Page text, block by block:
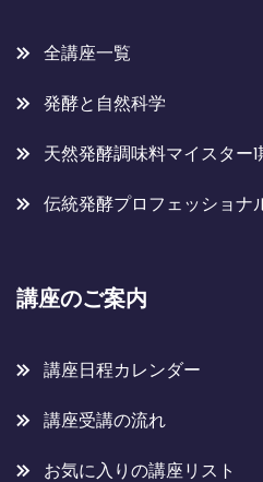
全講座一覧
発酵と自然科学
天然発酵調味料マイスター1
伝統発酵プロフェッショナ
講座のご案内
講座日程カレンダー
講座受講の流れ
お気に入りの講座リスト